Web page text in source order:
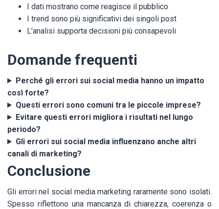
I dati mostrano come reagisce il pubblico
I trend sono più significativi dei singoli post
L’analisi supporta decisioni più consapevoli
Domande frequenti
Perché gli errori sui social media hanno un impatto
così forte?
Questi errori sono comuni tra le piccole imprese?
Evitare questi errori migliora i risultati nel lungo
periodo?
Gli errori sui social media influenzano anche altri
canali di marketing?
Conclusione
Gli errori nel social media marketing raramente sono isolati.
Spesso riflettono una mancanza di chiarezza, coerenza o